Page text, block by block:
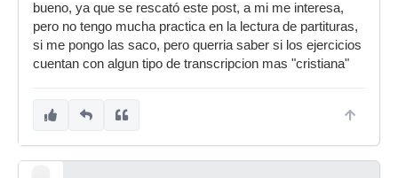
bueno, ya que se rescató este post, a mi me interesa,
pero no tengo mucha practica en la lectura de partituras,
si me pongo las saco, pero querria saber si los ejercicios
cuentan con algun tipo de transcripcion mas "cristiana"